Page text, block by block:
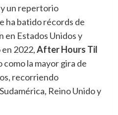
un repertorio
ha batido récords de
en Estados Unidos y
2022,After Hours Til
como la mayor gira de
recorriendo
Reino Unido y